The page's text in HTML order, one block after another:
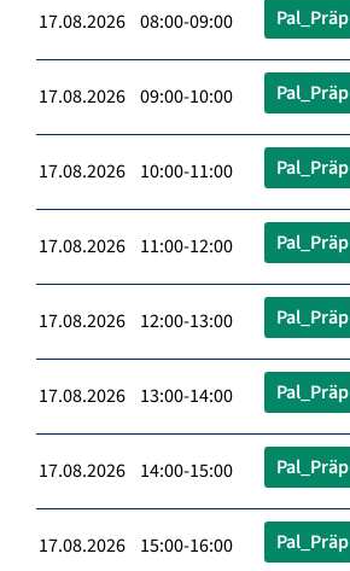
17.08.2026 08:00-09:00 Pal_Präp
17.08.2026 09:00-10:00 Pal_Präp
17.08.2026 10:00-11:00 Pal_Präp
17.08.2026 11:00-12:00 Pal_Präp
17.08.2026 12:00-13:00 Pal_Präp
17.08.2026 13:00-14:00 Pal_Präp
17.08.2026 14:00-15:00 Pal_Präp
17.08.2026 15:00-16:00 Pal_Präp